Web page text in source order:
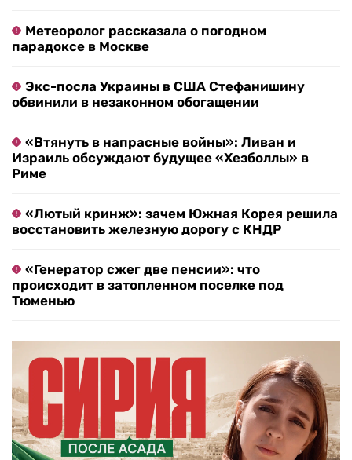
Метеоролог рассказала о погодном
парадоксе в Москве
Экс-посла Украины в США Стефанишину
обвинили в незаконном обогащении
«Втянуть в напрасные войны»: Ливан и
Израиль обсуждают будущее «Хезболлы» в
Риме
«Лютый кринж»: зачем Южная Корея решила
восстановить железную дорогу с КНДР
«Генератор сжег две пенсии»: что
происходит в затопленном поселке под
Тюменью